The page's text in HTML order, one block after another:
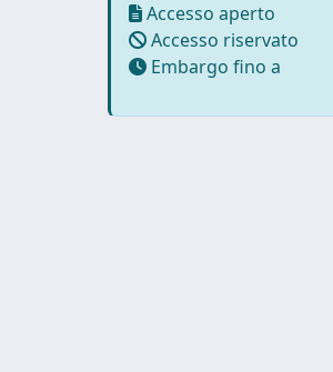
Accesso aperto
Accesso riservato
Embargo fino a